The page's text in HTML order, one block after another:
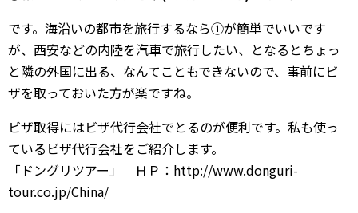
です。海沿いの都市を旅行するなら①が簡単でいいです
が、西安などの内陸を汽車で旅行したい、となるとちょっ
と隣の外国に出る、なんてこともできないので、事前にビ
ザを取っておいた方が楽ですね。
ビザ取得にはビザ代行会社でとるのが便利です。私も使っ
ているビザ代行会社をご紹介します。
「ドングリツアー」 ＨＰ：http://www.donguri-
tour.co.jp/China/